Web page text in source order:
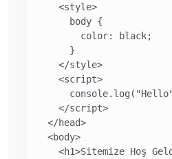
    <style>
      body {
        color: black;
      }
    </style>
    <script>
    </script>
  </head>
  <body>
<h1>Sitemize Hoş